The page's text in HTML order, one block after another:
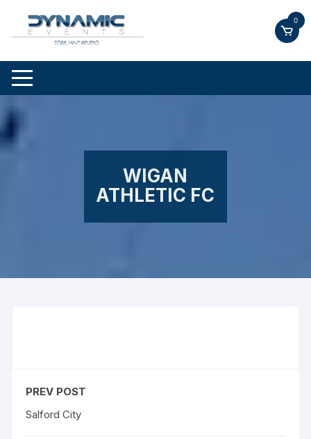
content
0
WIGAN
ATHLETIC FC
PREV POST
Salford City